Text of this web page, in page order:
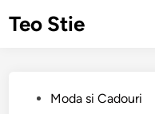
Teo Stie
PublicatModa si Cadouri